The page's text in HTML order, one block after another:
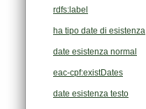
rdfs:label
ha tipo date di esistenza
date esistenza normal
eac-cpf:existDates
date esistenza testo